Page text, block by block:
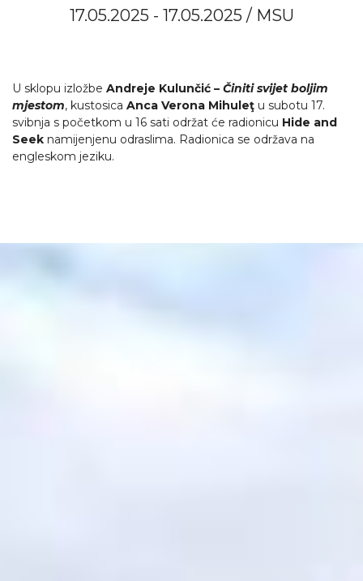
17.05.2025 - 17.05.2025 / MSU
U sklopu izložbe Andreje Kulunčić – Činiti svijet boljim
mjestom, kustosica Anca Verona Mihuleţ u subotu 17.
svibnja s početkom u 16 sati održat će radionicu Hide and
Seek namijenjenu odraslima. Radionica se održava na
engleskom jeziku.